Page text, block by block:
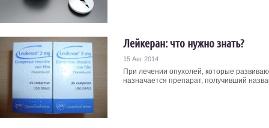
Лейкеран: что нужно знать?
15 Авг 2014
При лечении опухолей, которые
назначается препарат, получивший